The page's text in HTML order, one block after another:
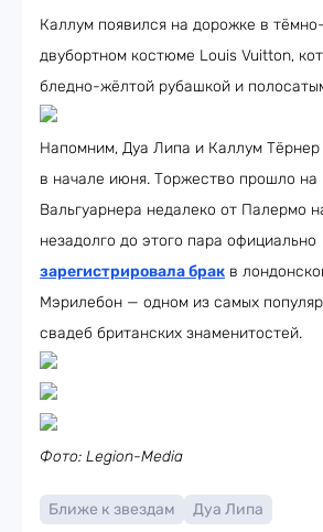
Каллум появился на дорожке в
двубортном костюме Louis Vuitton,
бледно-жёлтой рубашкой и
Напомним, Дуа Липа и Каллум Тёрнер
в начале июня. Торжество прошло на
Вальгуарнера недалеко от Палермо
незадолго до этого пара официально
зарегистрировала брак в
Мэрилебон — одном из самых
свадеб британских знаменитостей.
Фото: Legion-Media
Ближе к звездам Дуа Липа